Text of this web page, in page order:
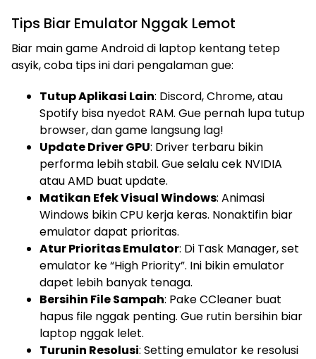
Tips Biar Emulator Nggak Lemot
Biar main game Android di laptop kentang tetep
asyik, coba tips ini dari pengalaman gue:
Tutup Aplikasi Lain: Discord, Chrome, atau
Spotify bisa nyedot RAM. Gue pernah lupa tutup
browser, dan game langsung lag!
Update Driver GPU: Driver terbaru bikin
performa lebih stabil. Gue selalu cek NVIDIA
atau AMD buat update.
Matikan Efek Visual Windows: Animasi
Windows bikin CPU kerja keras. Nonaktifin biar
emulator dapat prioritas.
Atur Prioritas Emulator: Di Task Manager, set
emulator ke “High Priority”. Ini bikin emulator
dapet lebih banyak tenaga.
Bersihin File Sampah: Pake CCleaner buat
hapus file nggak penting. Gue rutin bersihin biar
laptop nggak lelet.
Turunin Resolusi: Setting emulator ke resolusi